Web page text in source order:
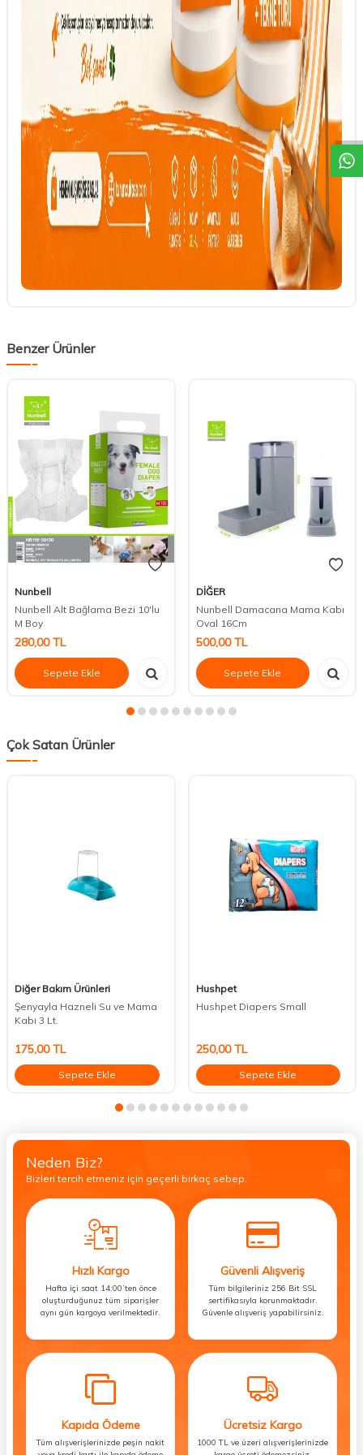
DESTEK
Benzer Ürünler
Nunbell
Nunbell Alt Bağlama Bezi 10'lu
M Boy
280,00TL
Sepete Ekle
DİĞER
Nunbell Damacana Mama Kabı
Oval 16Cm
500,00TL
Sepete Ekle
Çok Satan Ürünler
Diğer Bakım Ürünleri
Şenyayla Hazneli Su ve Mama
Kabı 3 Lt.
175,00TL
Sepete Ekle
Hushpet
Hushpet Diapers Small
250,00TL
Sepete Ekle
Neden Biz?
Bizleri tercih etmeniz için geçerli birkaç sebep.
Hızlı Kargo
Hafta içi saat 14:00’ten önce
oluşturduğunuz tüm siparişler
aynı gün kargoya verilmektedir.
Güvenli Alışveriş
Tüm bilgileriniz 256 Bit SSL
sertifikasıyla korunmaktadır.
Güvenle alışveriş yapabilirsiniz.
Kapıda Ödeme
Tüm alışverişlerinizde peşin nakit
Ücretsiz Kargo
1000 TL ve üzeri alışverişlerinizde